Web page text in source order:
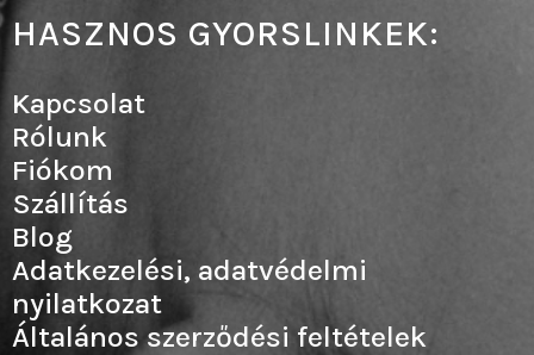
HASZNOS GYORSLINKEK:
Kapcsolat
Rólunk
Fiókom
Szállítás
Blog
Adatkezelési, adatvédelmi
nyilatkozat
Általános szerződési feltételek